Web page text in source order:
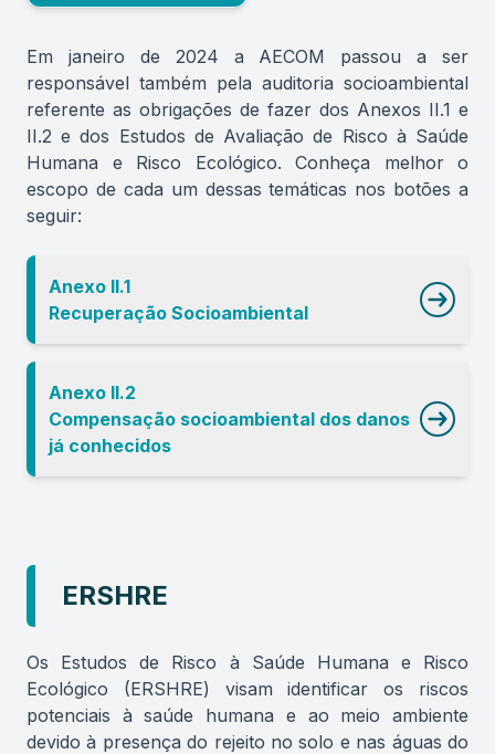
Em janeiro de 2024 a AECOM passou a ser
responsável também pela auditoria socioambiental
referente as obrigações de fazer dos Anexos II.1 e
II.2 e dos Estudos de Avaliação de Risco à Saúde
Humana e Risco Ecológico. Conheça melhor o
escopo de cada um dessas temáticas nos botões a
seguir:
Anexo II.1
Recuperação Socioambiental
Anexo II.2
Compensação socioambiental dos danos
já conhecidos
ERSHRE
Os Estudos de Risco à Saúde Humana e Risco
Ecológico (ERSHRE) visam identificar os riscos
potenciais à saúde humana e ao meio ambiente
devido à presença do rejeito no solo e nas águas do